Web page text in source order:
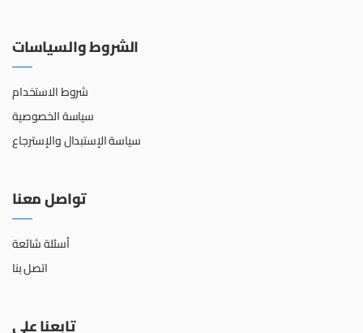
الشروط والسياسات
شروط الاستخدام
سياسة الخصوصية
سياسة الإستبدال والإسترجاع
تواصل معنا
أسئلة شائعة
اتصل بنا
تابعنا على